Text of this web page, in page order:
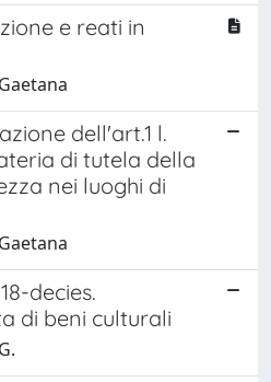
e reati in
dell'art.1 l.
di tutela della
nei luoghi di
decies.
di beni culturali